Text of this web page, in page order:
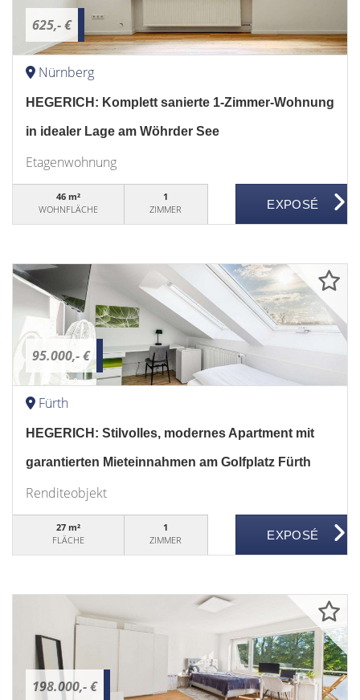
625,- €
Nürnberg
HEGERICH: Komplett sanierte 1-Zimmer-Wohnung
in idealer Lage am Wöhrder See
Etagenwohnung
46 m²
WOHNFLÄCHE
1
ZIMMER
95.000,- €
Fürth
HEGERICH: Stilvolles, modernes Apartment mit
garantierten Mieteinnahmen am Golfplatz Fürth
Renditeobjekt
27 m²
FLÄCHE
1
ZIMMER
198.000,- €